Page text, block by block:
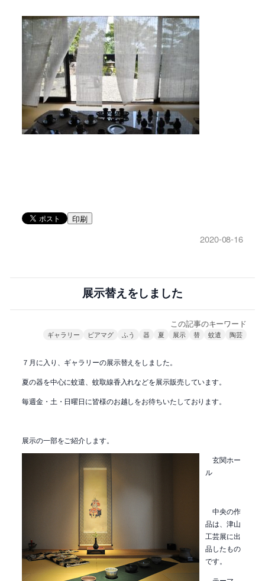
印刷
2020-08-16
展示替えをしました
この記事のキーワード
ギャラリー ビアマグ ふう 器 夏 展示 替 蚊遣 陶芸
７月に入り、ギャラリーの展示替えをしました。
夏の器を中心に蚊遣、蚊取線香入れなどを展示販売しています。
毎週金・土・日曜日に皆様のお越しをお待ちいたしております。
展示の一部をご紹介します。
玄関ホー
ル
中央の作
品は、津山
工芸展に出
品したもの
です。